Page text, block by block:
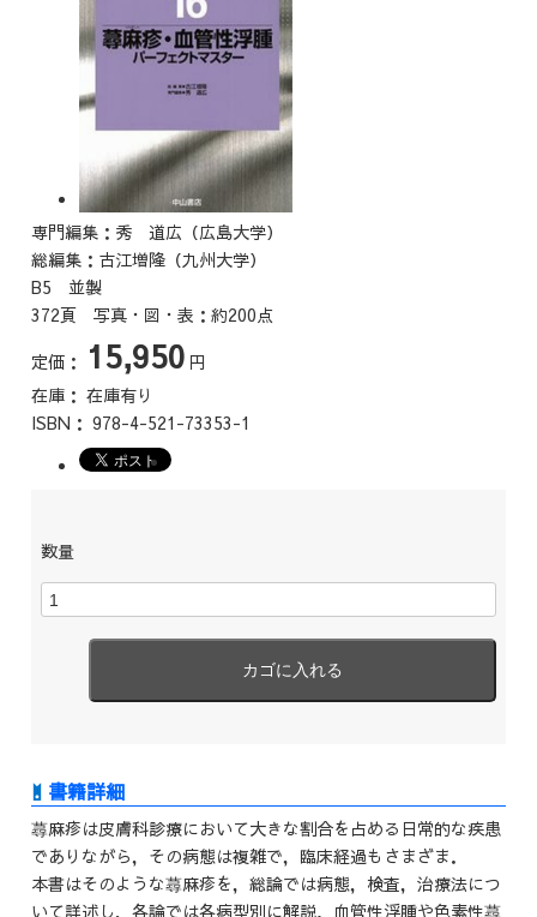
専門編集：秀 道広（広島大学）
総編集：古江増隆（九州大学）
B5 並製
372頁 写真・図・表：約200点
定価： 15,950 円
在庫： 在庫有り
ISBN： 978-4-521-73353-1
数量
蕁麻疹は皮膚科診療において大きな割合を占める日常的な疾患
でありながら，その病態は複雑で，臨床経過もさまざま．
本書はそのような蕁麻疹を，総論では病態，検査，治療法につ
いて詳述し，各論では各病型別に解説．血管性浮腫や色素性蕁